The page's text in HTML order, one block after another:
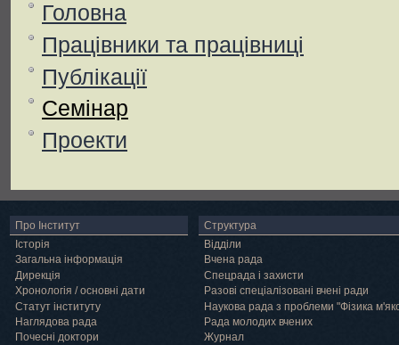
Головна
Працівники та працівниці
Публікації
Семінар
Проекти
Про Інститут
Історія
Загальна інформація
Дирекція
Хронологія / основні дати
Статут інституту
Наглядова рада
Почесні доктори
Структура
Відділи
Вчена рада
Спецрада і захисти
Разові спеціалізовані вчені ради
Наукова рада з проблеми "Фізика
Рада молодих вчених
Журнал